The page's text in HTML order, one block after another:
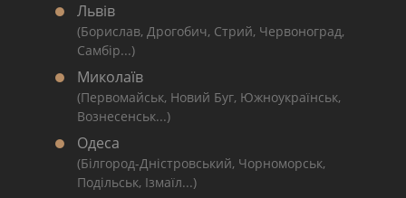
Львів
(Борислав, Дрогобич, Стрий, Червоноград,
Самбір...)
Миколаїв
(Первомайськ, Новий Буг, Южноукраїнськ,
Вознесенськ...)
Одеса
(Білгород-Дністровський, Чорноморськ,
Подільськ, Ізмаїл...)